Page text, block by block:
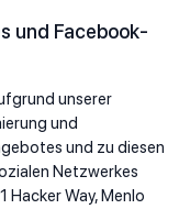
und Facebook-
unserer
und
und zu diesen
Netzwerkes
Hacker Way, Menlo